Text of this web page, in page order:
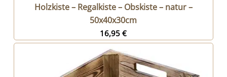
Holzkiste – Regalkiste – Obskiste – natur –
50x40x30cm
16,95€